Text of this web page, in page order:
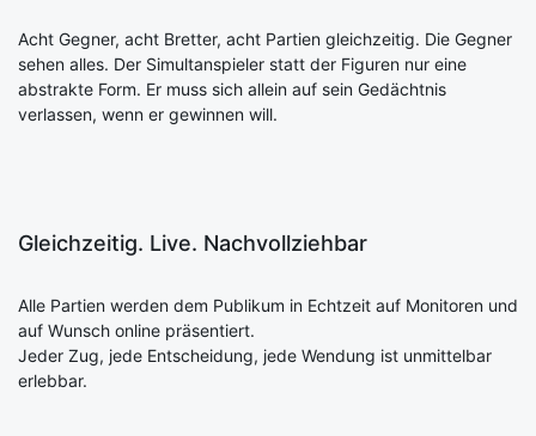
Acht Gegner, acht Bretter, acht Partien gleichzeitig. Die Gegner
sehen alles. Der Simultanspieler statt der Figuren nur eine
abstrakte Form. Er muss sich allein auf sein Gedächtnis
verlassen, wenn er gewinnen will.
Gleichzeitig. Live. Nachvollziehbar
Alle Partien werden dem Publikum in Echtzeit auf Monitoren und
auf Wunsch online präsentiert.
Jeder Zug, jede Entscheidung, jede Wendung ist unmittelbar
erlebbar.